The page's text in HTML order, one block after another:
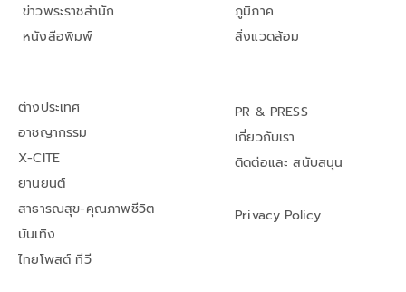
ข่าวพระราชสำนัก
หนังสือพิมพ์
ภูมิภาค
สิ่งแวดล้อม
ต่างประเทศ
อาชญากรรม
X-CITE
ยานยนต์
สาธารณสุข-คุณภาพชีวิต
บันเทิง
ไทยโพสต์ ทีวี
PR & PRESS
เกี่ยวกับเรา
ติดต่อและ สนับสนุน
Privacy Policy